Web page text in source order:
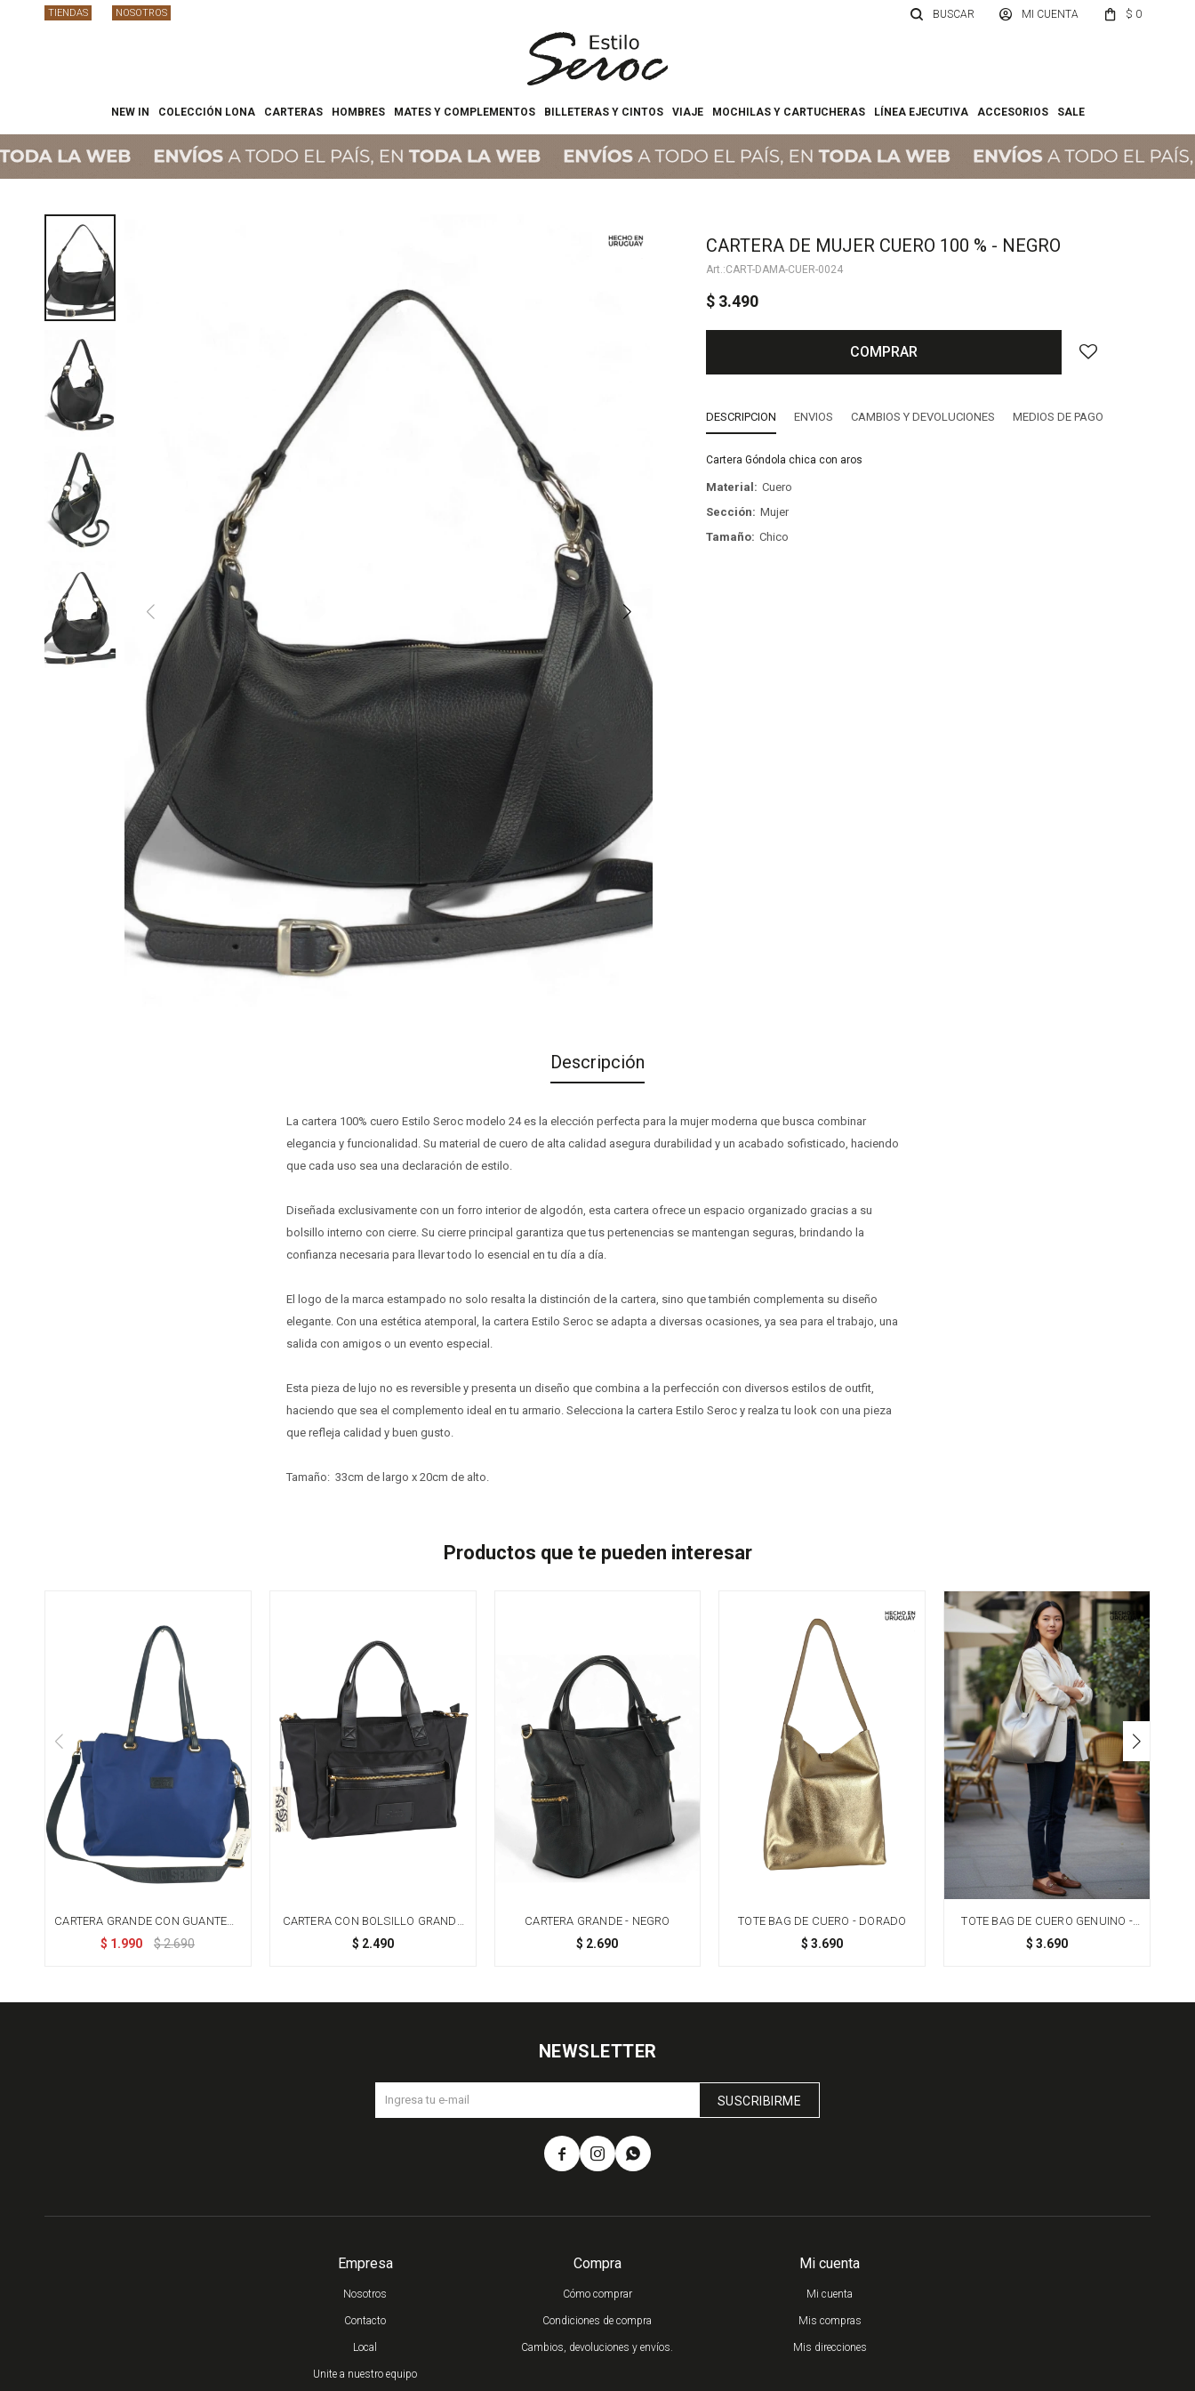
NEW IN COLECCIÓN LONA CARTERAS HOMBRES MATES Y COMPLEMENTOS BILLETERAS Y CINTOS VIAJE MOCHILAS Y CARTUCHERAS LÍNEA EJECUTIVA ACCESORIOS SALE
$ 0
TIENDAS NOSOTROS
CARTERA DE MUJER CUERO 100 % - NEGRO
CART-DAMA-CUER-0024
$ 3.490
COMPRAR
DESCRIPCION ENVIOS CAMBIOS Y DEVOLUCIONES MEDIOS DE PAGO
Cartera Góndola chica con aros
Material
Cuero
Sección
Mujer
Tamaño
Chico
Descripción
La cartera 100% cuero Estilo Seroc modelo 24 es la elección perfecta para la mujer moderna que busca combinar
elegancia y funcionalidad. Su material de cuero de alta calidad asegura durabilidad y un acabado sofisticado, haciendo
que cada uso sea una declaración de estilo.
Diseñada exclusivamente con un forro interior de algodón, esta cartera ofrece un espacio organizado gracias a su
bolsillo interno con cierre. Su cierre principal garantiza que tus pertenencias se mantengan seguras, brindando la
confianza necesaria para llevar todo lo esencial en tu día a día.
El logo de la marca estampado no solo resalta la distinción de la cartera, sino que también complementa su diseño
elegante. Con una estética atemporal, la cartera Estilo Seroc se adapta a diversas ocasiones, ya sea para el trabajo, una
salida con amigos o un evento especial.
Esta pieza de lujo no es reversible y presenta un diseño que combina a la perfección con diversos estilos de outfit,
haciendo que sea el complemento ideal en tu armario. Selecciona la cartera Estilo Seroc y realza tu look con una pieza
que refleja calidad y buen gusto.
Tamaño: 33cm de largo x 20cm de alto.
Productos que te pueden interesar
CARTERA GRANDE CON GUANTERA
DOBLE - AZUL
$ 1.990 $2.690
CARTERA CON BOLSILLO GRANDE
AL FRENTE - NEGRO
$ 2.490
CARTERA GRANDE - NEGRO
$ 2.690
TOTE BAG DE CUERO - DORADO
$ 3.690
TOTE BAG DE CUERO GENUINO -
CHAMPAGNE
$ 3.690
Empresa
Nosotros
Contacto
Local
Unite a nuestro equipo
Compra
Cómo comprar
Condiciones de compra
Cambios, devoluciones y envíos.
Mi cuenta
Mi cuenta
Mis compras
Mis direcciones
NEWSLETTER
SUSCRIBIRME
  